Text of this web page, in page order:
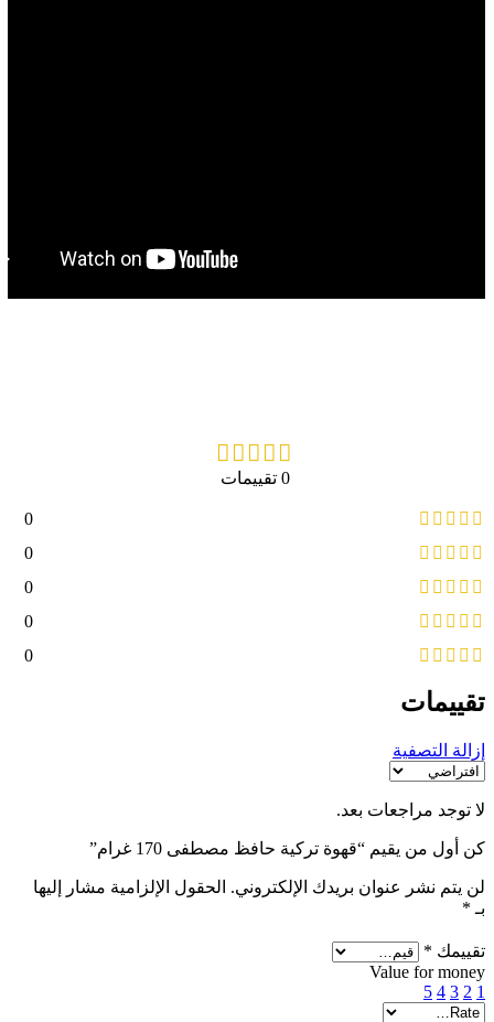
0 تقييمات
0
0
0
0
0
تقييمات
إزالة التصفية
لا توجد مراجعات بعد.
كن أول من يقيم “قهوة تركية حافظ مصطفى 170 غرام”
لن يتم نشر عنوان بريدك الإلكتروني. الحقول الإلزامية مشار إليها
بـ *
تقييمك *
Value for money
1
2
3
4
5